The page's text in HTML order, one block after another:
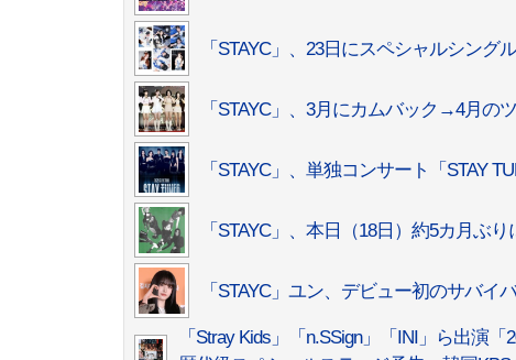
「STAYC」、23日にスペシャルシン
「STAYC」、3月にカムバック→4月
「STAYC」、単独コンサート「STAY
「STAYC」、本日（18日）約5カ月ぶ
「STAYC」ユン、デビュー初のサバ
「Stray Kids」「n.SSign」「INI」ら出演「